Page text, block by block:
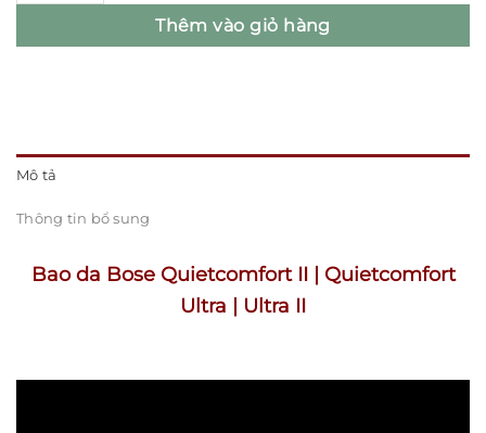
Thêm vào giỏ hàng
Mô tả
Thông tin bổ sung
Bao da Bose Quietcomfort II | Quietcomfort
Ultra | Ultra II